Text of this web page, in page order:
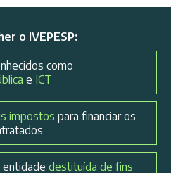
o IVEPESP:
como
e ICT
impostos para financiar os
entidadedestituída de fins